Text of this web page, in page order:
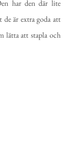
har den där lite
de är extra goda att
lätta att stapla och